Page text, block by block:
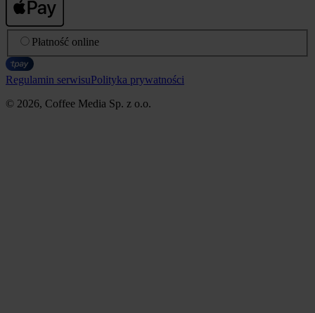
Płatność online
Regulamin serwisuPolityka prywatności
© 2026, Coffee Media Sp. z o.o.